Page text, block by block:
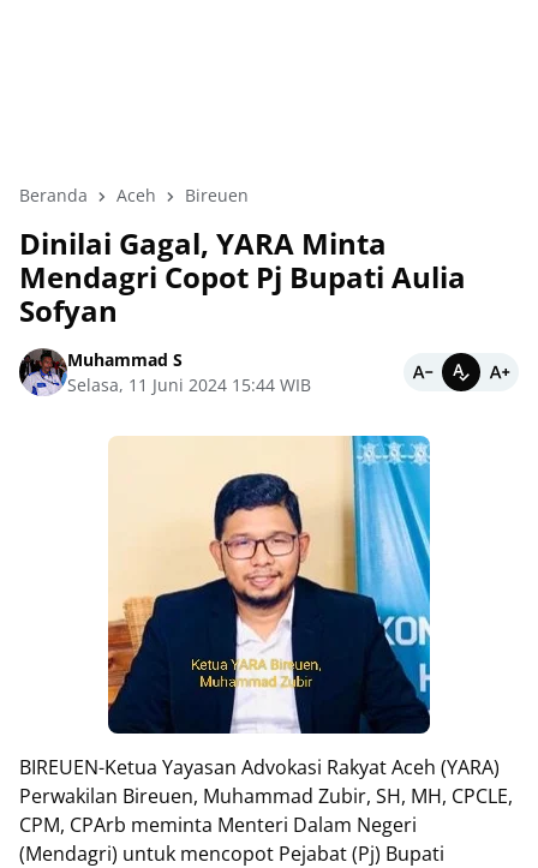
Beranda Aceh Bireuen
Dinilai Gagal, YARA Minta
Mendagri Copot Pj Bupati Aulia
Sofyan
Muhammad S
Selasa, 11 Juni 2024 15:44 WIB
BIREUEN-Ketua Yayasan Advokasi Rakyat Aceh (YARA)
Perwakilan Bireuen, Muhammad Zubir, SH, MH, CPCLE,
CPM, CPArb meminta Menteri Dalam Negeri
(Mendagri) untuk mencopot Pejabat (Pj) Bupati